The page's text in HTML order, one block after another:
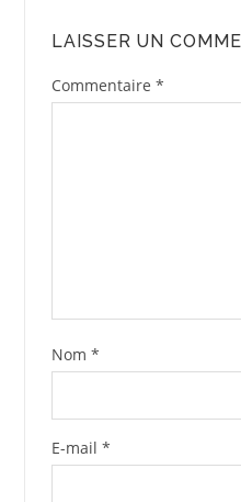
LAISSER UN
Commentaire *
Nom *
E-mail *